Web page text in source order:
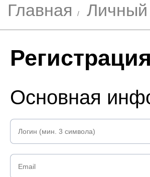
Главная Личный
Регистрация
Основная